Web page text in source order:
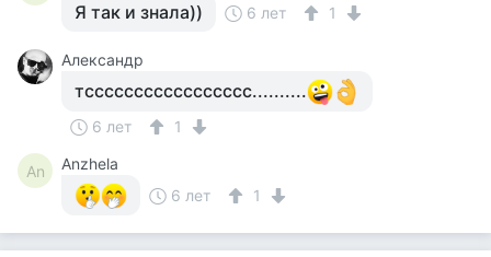
Я так и знала)) 6 лет 1
Александр
тссссссссссссссссс..........
6 лет 1
An
Anzhela
6 лет
1